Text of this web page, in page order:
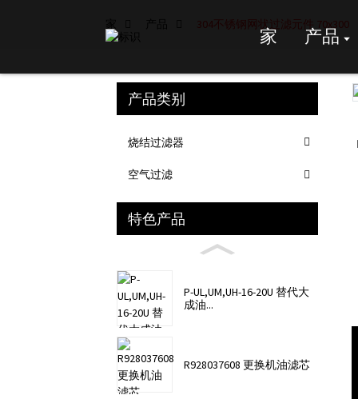
家 产品
家 产品 304不锈钢网状过滤元件 70x300
产品类别
烧结过滤器
空气过滤
特色产品
P-UL,UM,UH-16-20U 替代大
成油...
R928037608 更换机油滤芯
Loading...
Loading...